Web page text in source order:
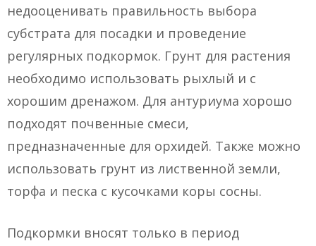
недооценивать правильность выбора
субстрата для посадки и проведение
регулярных подкормок. Грунт для растения
необходимо использовать рыхлый и с
хорошим дренажом. Для антуриума хорошо
подходят почвенные смеси,
предназначенные для орхидей. Также можно
использовать грунт из лиственной земли,
торфа и песка с кусочками коры сосны.
Подкормки вносят только в период